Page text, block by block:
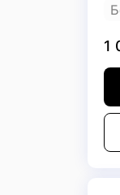
1